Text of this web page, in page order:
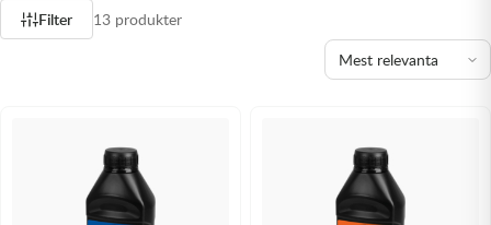
Olja MC
Skydd
Fjädring
Motordelar & Filter
Mopedslang
Trialdäck
Kylarvätska
Sprayer
Chassidelar
Fjädring
Trail
Filter 13 produkter